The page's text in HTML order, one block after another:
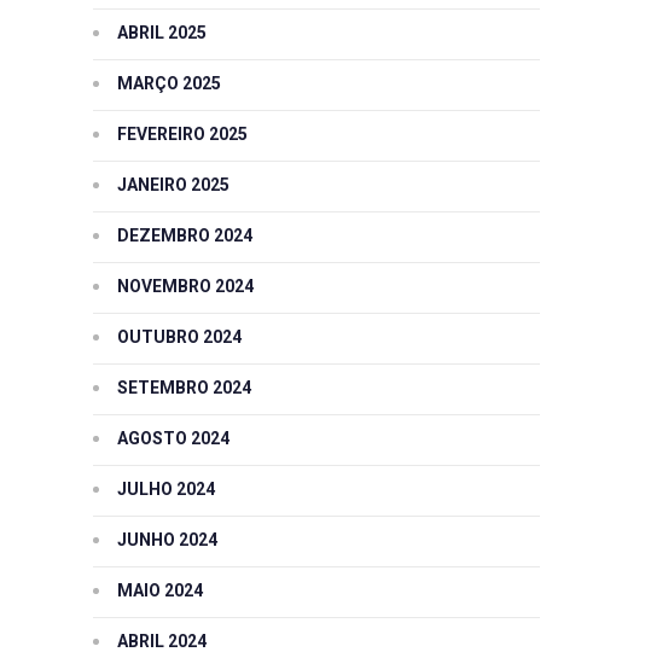
ABRIL 2025
MARÇO 2025
FEVEREIRO 2025
JANEIRO 2025
DEZEMBRO 2024
NOVEMBRO 2024
OUTUBRO 2024
SETEMBRO 2024
AGOSTO 2024
JULHO 2024
JUNHO 2024
MAIO 2024
ABRIL 2024